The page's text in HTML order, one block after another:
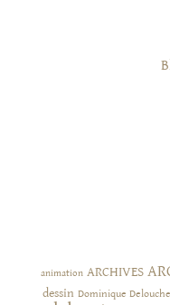
animation ARCHIVES
dessin Dominique Delouche